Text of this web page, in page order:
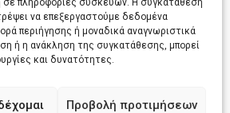
σε πληροφορίες συσκευών. Η συγκατάθεση
να επεξεργαστούμε δεδομένα
περιήγησης ή μοναδικά αναγνωριστικά
ή η ανάκληση της συγκατάθεσης, μπορεί
και δυνατότητες.
Προβολή προτιμήσεων